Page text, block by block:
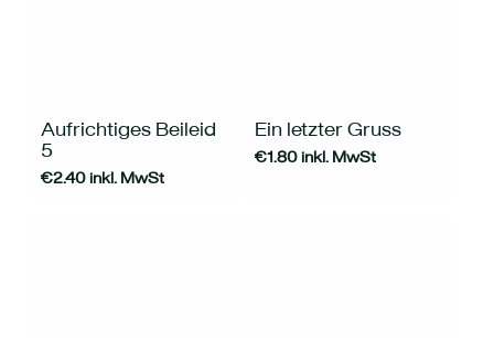
Aufrichtiges Beileid
5
€2.40 inkl. MwSt
Ein letzter Gruss
€1.80 inkl. MwSt